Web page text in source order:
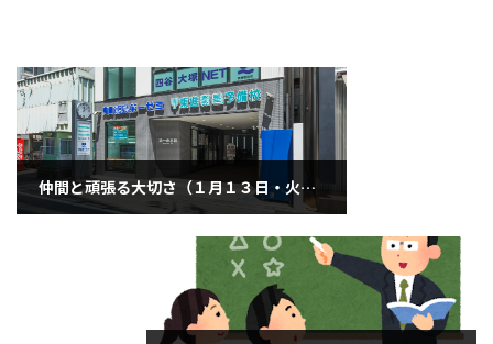
仲間と頑張る大切さ（１月１３日・火曜日）